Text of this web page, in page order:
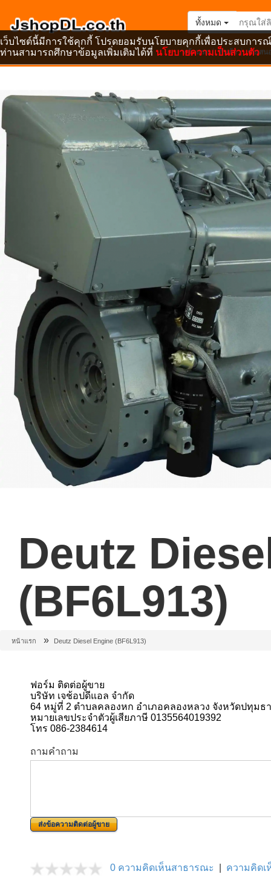
ทั้งหมด
หน้าแรก สินค้า ข้อเสน
เว็บไซต์นี้มีการใช้คุกกี้ โปรดยอมรับนโยบายคุกกี้เพื่อประสบกา
ท่านสามารถศึกษาข้อมูลเพิ่มเติมได้ที่ นโยบายความเป็นส่วนตัว
Deutz
(BF6L913)
หน้าแรก » Deutz Diesel Engine (BF6L913)
ฟอร์ม ติดต่อผู้ขาย
บริษัท เจช้อปดีแอล จำกัด
64 หมู่ที่ 2 ตำบลคลองหก อำเภอคลองหลวง จังหวัดปทุมธ
หมายเลขประจำตัวผู้เสียภาษี 0135564019392
โทร 086-2384614
ถามคำถาม
ส่งข้อความติดต่อผู้ขาย
0 ความคิดเห็นสาธารณะ ความคิดเ